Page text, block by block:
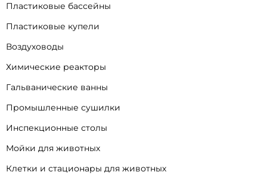
Пластиковые бассейны
Пластиковые купели
Воздуховоды
Химические реакторы
Гальванические ванны
Промышленные сушилки
Инспекционные столы
Мойки для животных
Клетки и стационары для животных